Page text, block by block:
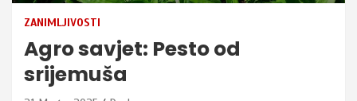
ZANIMLJIVOSTI
Agro savjet: Pesto od
srijemuša